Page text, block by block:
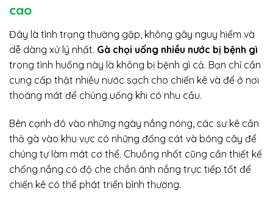
cao
Đây là tình trạng thường gặp, không gây nguy hiểm và
dễ dàng xử lý nhất. Gà chọi uống nhiều nước bị bệnh gì
trong tình huống này là không bị bệnh gì cả. Bạn chỉ cần
cung cấp thật nhiều nước sạch cho chiến kê và để ở nơi
thoáng mát để chúng uống khi có nhu cầu.
Bên cạnh đó vào những ngày nắng nóng, các sư kê cần
thả gà vào khu vực có những đống cát và bóng cây để
chúng tự làm mát cơ thể. Chuồng nhốt cũng cần thiết kế
chống nắng có độ che chắn ánh nắng trực tiếp tốt để
chiến kê có thể phát triển bình thường.